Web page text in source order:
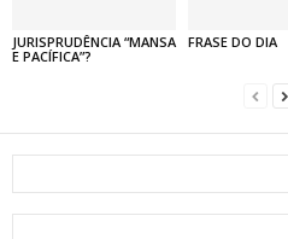
JURISPRUDÊNCIA “MANSA
E PACÍFICA”?
FRASE DO DIA